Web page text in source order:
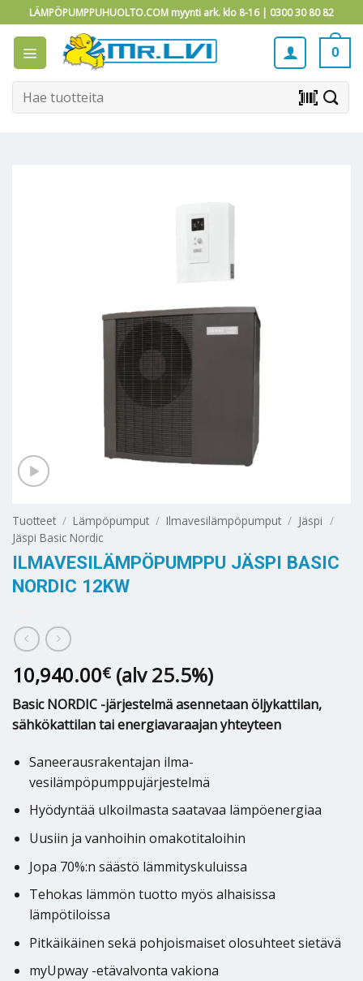
to
content
LÄMPÖPUMPPUHUOLTO.COM myynti ark. klo 8-16 | 0300 30 80 82
0
Etsi: barcode_scanner
Tuotteet / Lämpöpumput / Ilmavesilämpöpumput / Jäspi /
Jäspi Basic Nordic
ILMAVESILÄMPÖPUMPPU JÄSPI BASIC
NORDIC 12KW
10,940.00€ (alv 25.5%)
Basic NORDIC -järjestelmä asennetaan öljykattilan,
sähkökattilan tai energiavaraajan yhteyteen
Saneerausrakentajan ilma-
vesilämpöpumppujärjestelmä
Hyödyntää ulkoilmasta saatavaa lämpöenergiaa
Uusiin ja vanhoihin omakotitaloihin
Jopa 70%:n säästö lämmityskuluissa
Tehokas lämmön tuotto myös alhaisissa
lämpötiloissa
Pitkäikäinen sekä pohjoismaiset olosuhteet sietävä
myUpway -etävalvonta vakiona